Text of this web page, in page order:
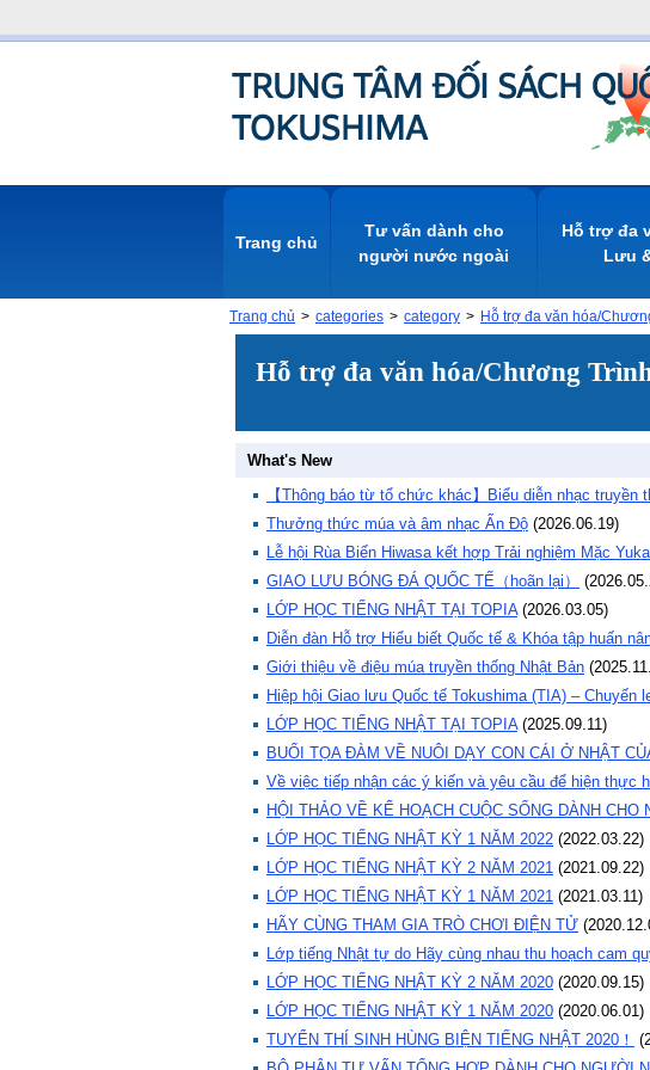
Trang chủ
Tư vấn dành cho
người nước ngoài
Hỗ trợ đa
Lưu
Trang chủ categories category Hỗ trợ đa văn hóa/
Hỗ trợ đa văn hóa/Chương
【Thông báo từ tổ chức khác】Biểu diễn nhạc
Thưởng thức múa và âm nhạc Ấn Độ (2026.06.19)
Lễ hội Rùa Biển Hiwasa kết hợp Trải nghiệm Mặc
GIAO LƯU BÓNG ĐÁ QUỐC TẾ（hoãn lại）
(
LỚP HỌC TIẾNG NHẬT TẠI TOPIA(2026.03.05)
Diễn đàn Hỗ trợ Hiểu biết Quốc tế & Khóa tập huấn
Giới thiệu về điệu múa truyền thống Nhật Bản (
Hiệp hội Giao lưu Quốc tế Tokushima (TIA) – Chuyến
LỚP HỌC TIẾNG NHẬT TẠI TOPIA(2025.09.11)
BUỔI TỌA ĐÀM VỀ NUÔI DẠY CON CÁI Ở NHẬT
Về việc tiếp nhận các ý kiến và yêu cầu để hiện thực
HỘI THẢO VỀ KẾ HOẠCH CUỘC SỐNG DÀNH CHO
LỚP HỌC TIẾNG NHẬT KỲ 1 NĂM 2022 (2022.03.22)
LỚP HỌC TIẾNG NHẬT KỲ 2 NĂM 2021 (2021.09.22)
LỚP HỌC TIẾNG NHẬT KỲ 1 NĂM 2021 (2021.03.11)
HÃY CÙNG THAM GIA TRÒ CHƠI ĐIỆN TỬ (
Lớp tiếng Nhật tự do Hãy cùng nhau thu hoạch cam
LỚP HỌC TIẾNG NHẬT KỲ 2 NĂM 2020 (2020.09.15)
LỚP HỌC TIẾNG NHẬT KỲ 1 NĂM 2020 (2020.06.01)
TUYỂN THÍ SINH HÙNG BIỆN TIẾNG NHẬT 2020！ (